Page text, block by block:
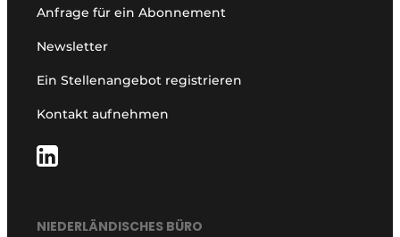
Anfrage für ein Abonnement
Newsletter
Ein Stellenangebot registrieren
Kontakt aufnehmen
NIEDERLÄNDISCHES BÜRO